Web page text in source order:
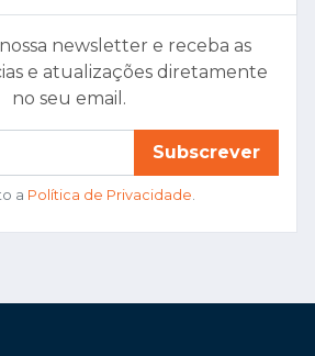
newsletter e receba as
e atualizações diretamente
no seu email.
Subscrever
a Política de Privacidade.